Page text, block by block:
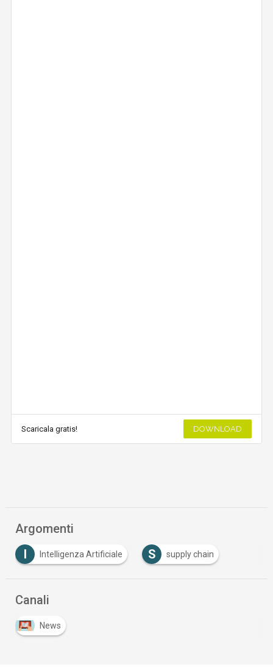
Scaricala gratis! DOWNLOAD
Argomenti
Intelligenza Artificiale S supply chain
Canali
News